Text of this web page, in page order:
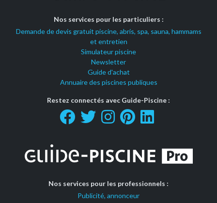
Nos services pour les particuliers :
Demande de devis gratuit piscine, abris, spa, sauna, hammams
et entretien
Simulateur piscine
Newsletter
Guide d'achat
Annuaire des piscines publiques
Restez connectés avec Guide-Piscine :
Nos services pour les professionnels :
Publicité, annonceur